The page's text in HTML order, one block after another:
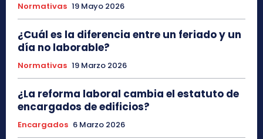
Normativas 19 Mayo 2026
¿Cuál es la diferencia entre un feriado y un
día no laborable?
Normativas 19 Marzo 2026
¿La reforma laboral cambia el estatuto de
encargados de edificios?
Encargados 6 Marzo 2026